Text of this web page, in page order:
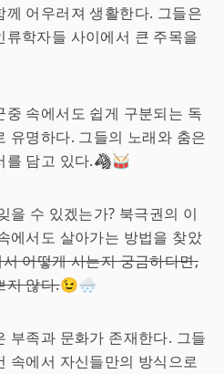
께 어우러져 생활한다. 그들은
학자들 사이에서 큰 주목을
중 속에서도 쉽게 구분되는 독
유명하다. 그들의 노래와 춤은
를 담고 있다.🦓🥁
을 수 있겠는가? 북극권의 이
에서도 살아가는 방법을 찾았
어떻게 사는지 궁금하다면,
지 않다.😉🌨️
부족과 문화가 존재한다. 그들
속에서 자신들만의 방식으로